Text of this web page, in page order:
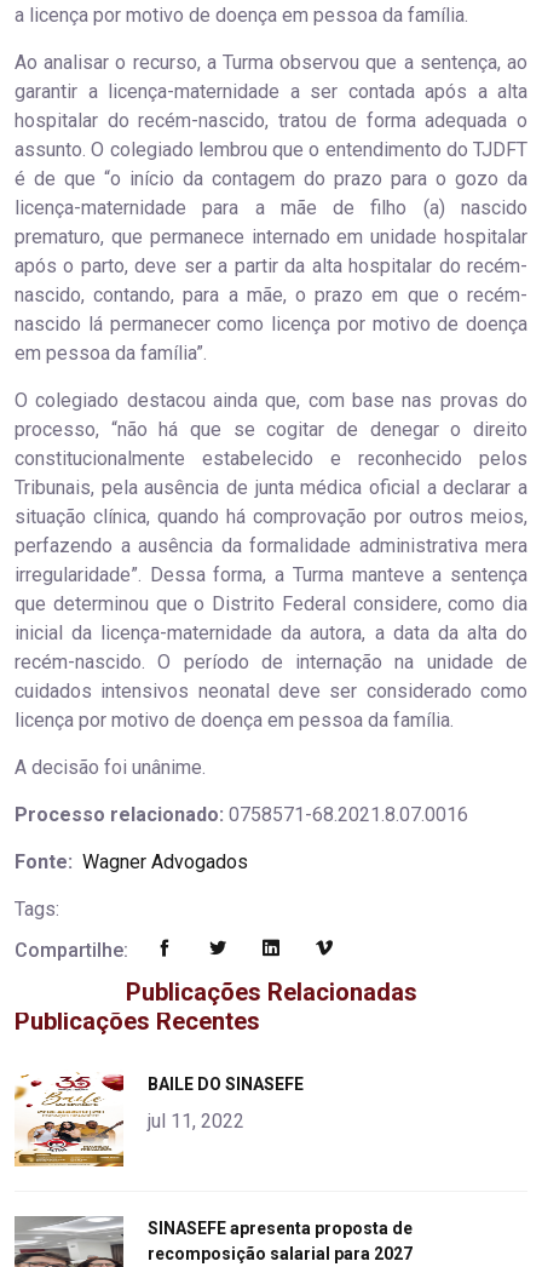
a licença por motivo de doença em pessoa da família.
Ao analisar o recurso, a Turma observou que a sentença, ao
garantir a licença-maternidade a ser contada após a alta
hospitalar do recém-nascido, tratou de forma adequada o
assunto. O colegiado lembrou que o entendimento do TJDFT
é de que “o início da contagem do prazo para o gozo da
licença-maternidade para a mãe de filho (a) nascido
prematuro, que permanece internado em unidade hospitalar
após o parto, deve ser a partir da alta hospitalar do recém-
nascido, contando, para a mãe, o prazo em que o recém-
nascido lá permanecer como licença por motivo de doença
em pessoa da família”.
O colegiado destacou ainda que, com base nas provas do
processo, “não há que se cogitar de denegar o direito
constitucionalmente estabelecido e reconhecido pelos
Tribunais, pela ausência de junta médica oficial a declarar a
situação clínica, quando há comprovação por outros meios,
perfazendo a ausência da formalidade administrativa mera
irregularidade”. Dessa forma, a Turma manteve a sentença
que determinou que o Distrito Federal considere, como dia
inicial da licença-maternidade da autora, a data da alta do
recém-nascido. O período de internação na unidade de
cuidados intensivos neonatal deve ser considerado como
licença por motivo de doença em pessoa da família.
A decisão foi unânime.
Processo relacionado: 0758571-68.2021.8.07.0016
Fonte: Wagner Advogados
Tags:
Compartilhe:
Publicações Relacionadas
Publicações Recentes
alt="product">
BAILE DO SINASEFE
jul 11, 2022
alt="product">
SINASEFE apresenta proposta de
recomposição salarial para 2027